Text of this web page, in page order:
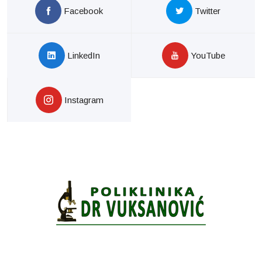
Facebook Twitter
LinkedIn YouTube
Instagram